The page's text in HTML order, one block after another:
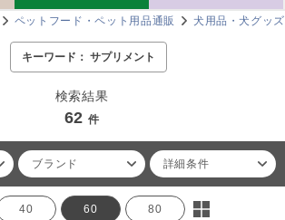
ペットフード・ペット用品通販 犬用品・犬グッズ
キーワード： サプリメント
検索結果
62 件
ブランド 詳細条件
40 60 80